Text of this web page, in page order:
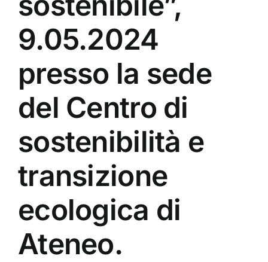
9.05.2024
presso la sede
del Centro di
sostenibilità e
transizione
ecologica di
Ateneo.